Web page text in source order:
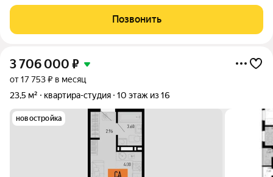
на 600 мест, медицинский центр, парк 8,4 га и фитнес-центр с
бассейном.
Позвонить
3 706 000 ₽
от 17 753 ₽ в месяц
23,5 м²
квартира-студия 10 этаж из 16
новостройка